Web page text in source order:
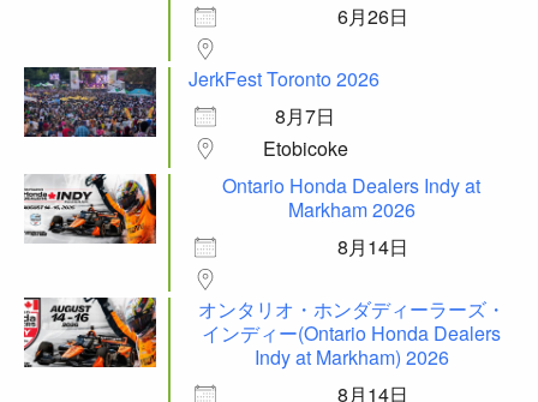
6月26日
JerkFest Toronto 2026
8月7日
Etobicoke
Ontario Honda Dealers Indy at
Markham 2026
8月14日
オンタリオ・ホンダディーラーズ・
インディー(Ontario Honda Dealers
Indy at Markham) 2026
8月14日